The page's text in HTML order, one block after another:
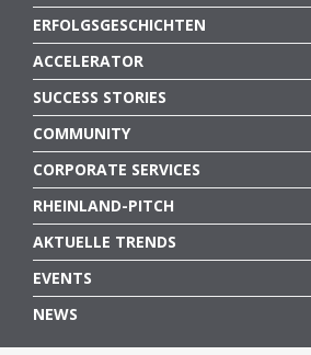
ERFOLGSGESCHICHTEN
ACCELERATOR
SUCCESS STORIES
COMMUNITY
CORPORATE SERVICES
RHEINLAND-PITCH
AKTUELLE TRENDS
EVENTS
NEWS